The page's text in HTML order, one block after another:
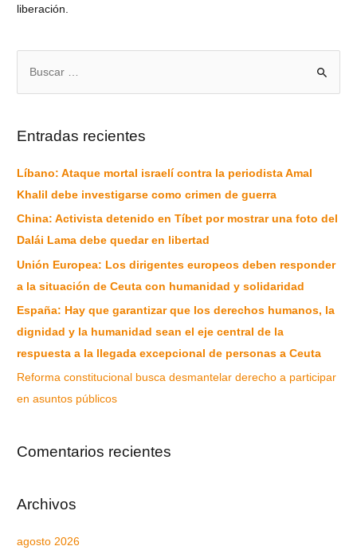
liberación.
Entradas recientes
Líbano: Ataque mortal israelí contra la periodista Amal
Khalil debe investigarse como crimen de guerra
China: Activista detenido en Tíbet por mostrar una foto del
Dalái Lama debe quedar en libertad
Unión Europea: Los dirigentes europeos deben responder
a la situación de Ceuta con humanidad y solidaridad
España: Hay que garantizar que los derechos humanos, la
dignidad y la humanidad sean el eje central de la
respuesta a la llegada excepcional de personas a Ceuta
Reforma constitucional busca desmantelar derecho a participar
en asuntos públicos
Comentarios recientes
Archivos
agosto 2026